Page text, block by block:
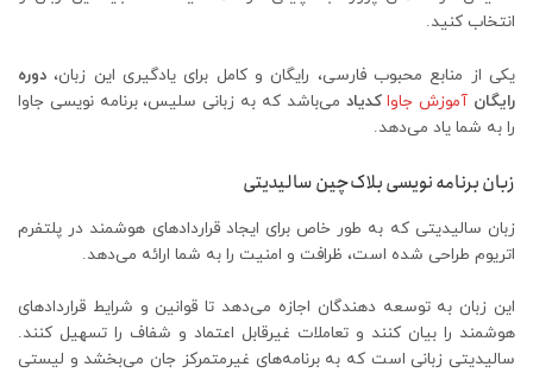
انتخاب کنید.
یکی از منابع محبوب فارسی، رایگان و کامل برای یادگیری این زبان، دوره
رایگان آموزش جاواکدیاد می‌باشد که به زبانی سلیس، برنامه نویسی جاوا
را به شما یاد می‌دهد.
زبان برنامه نویسی بلاک‌چین سالیدیتی
زبان سالیدیتی که به طور خاص برای ایجاد قراردادهای هوشمند در پلتفرم
اتریوم طراحی شده است، ظرافت و امنیت را به شما ارائه می‌دهد.
این زبان به توسعه دهندگان اجازه می‌دهد تا قوانین و شرایط قراردادهای
هوشمند را بیان کنند و تعاملات غیرقابل اعتماد و شفاف را تسهیل کنند.
سالیدیتی زبانی است که به برنامه‌های غیرمتمرکز جان می‌بخشد و لیستی